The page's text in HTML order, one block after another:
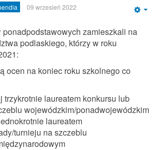
09 wrzesień 2022
ponadpodstawowych zamieszkali na
podlaskiego, którzy w roku
ocen na koniec roku szkolnego co
trzykrotnie laureatem konkursu lub
wojewódzkim/ponadwojewódzkim
laureatem
turnieju na szczeblu